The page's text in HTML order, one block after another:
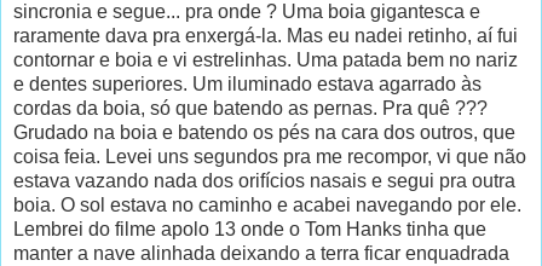
sincronia e segue... pra onde ? Uma boia gigantesca e
raramente dava pra enxergá-la. Mas eu nadei retinho, aí fui
contornar e boia e vi estrelinhas. Uma patada bem no nariz
e dentes superiores. Um iluminado estava agarrado às
cordas da boia, só que batendo as pernas. Pra quê ???
Grudado na boia e batendo os pés na cara dos outros, que
coisa feia. Levei uns segundos pra me recompor, vi que não
estava vazando nada dos orifícios nasais e segui pra outra
boia. O sol estava no caminho e acabei navegando por ele.
Lembrei do filme apolo 13 onde o Tom Hanks tinha que
manter a nave alinhada deixando a terra ficar enquadrada